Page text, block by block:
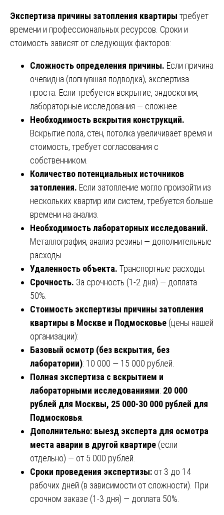
Экспертиза причины затопления квартиры требует
времени и профессиональных ресурсов. Сроки и
стоимость зависят от следующих факторов:
Сложность определения причины. Если причина
очевидна (лопнувшая подводка), экспертиза
проста. Если требуется вскрытие, эндоскопия,
лабораторные исследования — сложнее.
Необходимость вскрытия конструкций.
Вскрытие пола, стен, потолка увеличивает время и
стоимость, требует согласования с
собственником.
Количество потенциальных источников
затопления. Если затопление могло произойти из
нескольких квартир или систем, требуется больше
времени на анализ.
Необходимость лабораторных исследований.
Металлография, анализ резины — дополнительные
расходы.
Удаленность объекта. Транспортные расходы.
Срочность. За срочность (1-2 дня) — доплата
50%.
Стоимость экспертизы причины затопления
квартиры в Москве и Подмосковье (цены нашей
организации):
Базовый осмотр (без вскрытия, без
лаборатории): 10 000 — 15 000 рублей.
Полная экспертиза с вскрытием и
лабораторными исследованиями: 20 000
рублей для Москвы, 25 000-30 000 рублей для
Подмосковья
Дополнительно: выезд эксперта для осмотра
места аварии в другой квартире (если
отдельно) — от 5 000 рублей.
Сроки проведения экспертизы: от 3 до 14
рабочих дней (в зависимости от сложности). При
срочном заказе (1-3 дня) — доплата 50%.